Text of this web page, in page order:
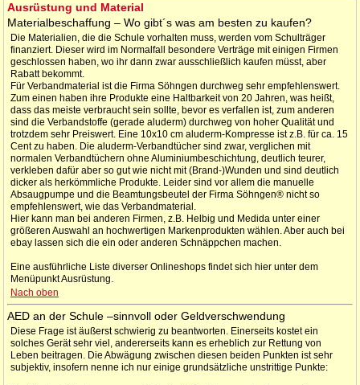
Ausrüstung und Material
Materialbeschaffung – Wo gibt´s was am besten zu kaufen?
Die Materialien, die die Schule vorhalten muss, werden vom Schulträger
finanziert. Dieser wird im Normalfall besondere Verträge mit einigen Firmen
geschlossen haben, wo ihr dann zwar ausschließlich kaufen müsst, aber
Rabatt bekommt.
Für Verbandmaterial ist die Firma Söhngen durchweg sehr empfehlenswert.
Zum einen haben ihre Produkte eine Haltbarkeit von 20 Jahren, was heißt,
dass das meiste verbraucht sein sollte, bevor es verfallen ist, zum anderen
sind die Verbandstoffe (gerade aluderm) durchweg von hoher Qualität und
trotzdem sehr Preiswert. Eine 10x10 cm aluderm-Kompresse ist z.B. für ca. 15
Cent zu haben. Die aluderm-Verbandtücher sind zwar, verglichen mit
normalen Verbandtüchern ohne Aluminiumbeschichtung, deutlich teurer,
verkleben dafür aber so gut wie nicht mit (Brand-)Wunden und sind deutlich
dicker als herkömmliche Produkte. Leider sind vor allem die manuelle
Absaugpumpe und die Beamtungsbeutel der Firma Söhngen® nicht so
empfehlenswert, wie das Verbandmaterial.
Hier kann man bei anderen Firmen, z.B. Helbig und Medida unter einer
größeren Auswahl an hochwertigen Markenprodukten wählen. Aber auch bei
ebay lassen sich die ein oder anderen Schnäppchen machen.
Eine ausführliche Liste diverser Onlineshops findet sich hier unter dem
Menüpunkt Ausrüstung.
Nach oben
AED an der Schule –sinnvoll oder Geldverschwendung
Diese Frage ist äußerst schwierig zu beantworten. Einerseits kostet ein
solches Gerät sehr viel, andererseits kann es erheblich zur Rettung von
Leben beitragen. Die Abwägung zwischen diesen beiden Punkten ist sehr
subjektiv, insofern nenne ich nur einige grundsätzliche unstrittige Punkte: